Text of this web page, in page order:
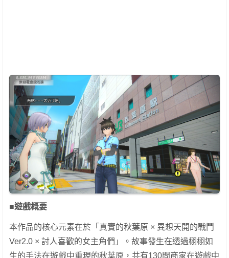
■遊戲概要
本作品的核心元素在於「真實的秋葉原 × 異想天開的戰鬥
Ver2.0 × 討人喜歡的女主角們」。故事發生在透過栩栩如
生的手法在遊戲中重現的秋葉原，共有130間商家在遊戲中